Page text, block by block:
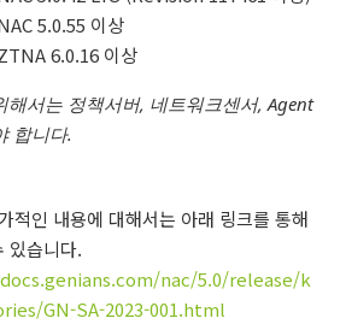
5.0.55 이상
6.0.16 이상
해서는 정책서버, 네트워크센서, Agent
합니다.
적인 내용에 대해서는 아래 링크를 통해
있습니다.
nac/5.0/release/k
GN-SA-2023-001.html